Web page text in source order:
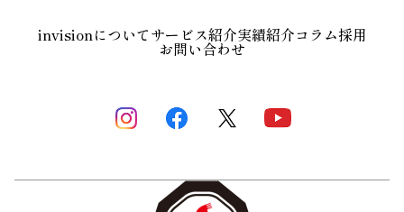
invisionについてサービス紹介実績紹介コラム採用
お問い合わせ